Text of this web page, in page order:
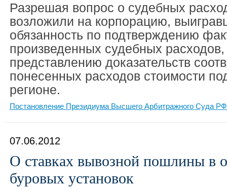
Разрешая вопрос о судебных
возложили на корпорацию,
обязанность по подтверждению
произведенных судебных
представлению доказательств
понесенных расходов стоимости
регионе.
Постановление Президиума Высшего Арбитражного Суда
07.06.2012
О ставках вывозной пошлины в
буровых установок